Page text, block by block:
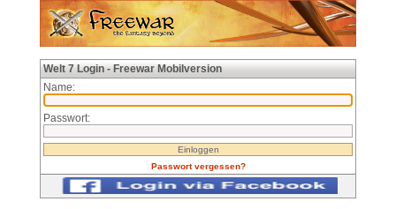
Welt 7 Login - Freewar Mobilversion
Name:
Passwort:
Passwort vergessen?